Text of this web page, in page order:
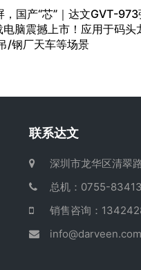
，国产“芯”｜达文GVT-973
电脑震撼上市！应用于码头
/钢厂天车等场景
联系达文
深圳市龙华区清翠
总机：0755-
销售咨询：
info@darveen.com